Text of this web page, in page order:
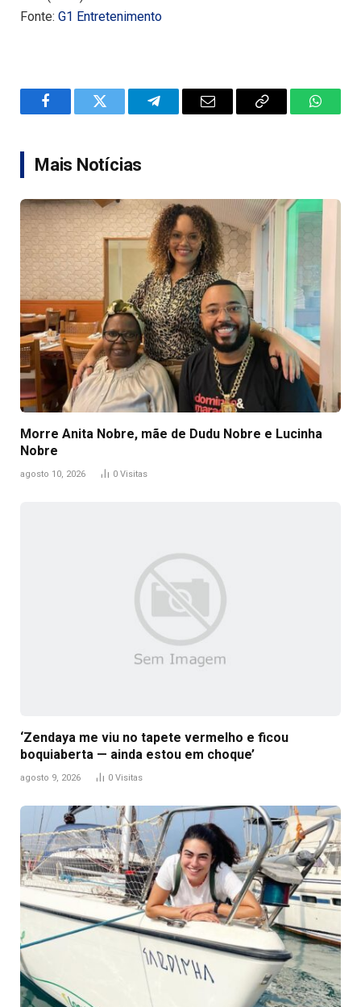
Fonte: G1 Entretenimento
FacebookTwitter TelegramEmail
Copy
Mais Notícias
Morre Anita Nobre, mãe de Dudu Nobre e Lucinha
Nobre
agosto 10, 2026 0 Visitas
‘Zendaya me viu no tapete vermelho e ficou
boquiaberta — ainda estou em choque’
agosto 9, 2026 0 Visitas